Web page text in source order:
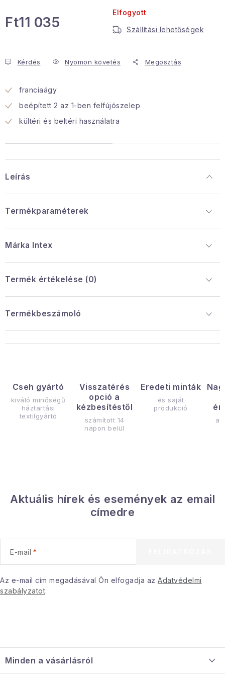
Januári akció
A személyes adatok védelmének feltételei
Kereskedelem feltételes
Érintkezés
Rólunk
Ft11 035
Elfogyott
Szállítási lehetőségek
Kérdés Nyomon követés Megosztás
franciaágy
beépített 2 az 1-ben felfújószelep
kültéri és beltéri használatra
Cseh gyártó
kiváló minőségű
háztartási
textilgyártó
Visszatérés
opció a
kézbesítéstől
számított 14
napon belül
Eredeti minták
és saját
produkció
Leírás
Termékparaméterek
Márka Intex
Termék értékelése (0)
Termékbeszámoló
Aktuális hírek és események az email
címedre
E-mail
Az e-mail cím megadásával Ön elfogadja az Adatvédelmi
szabályzatot.
á
bMinden a vásárlásról